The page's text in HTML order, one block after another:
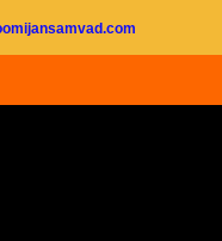
की पदोन्नति अटकी